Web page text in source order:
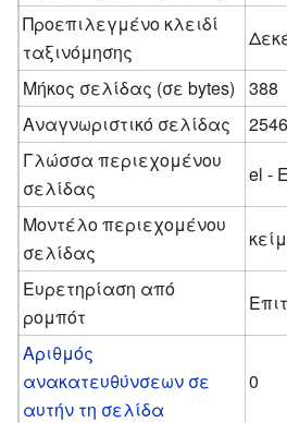
Προεπιλεγμένο κλειδί
ταξινόμησης
Μήκος σελίδας (σε bytes)
388
Αναγνωριστικό σελίδας
2546
Γλώσσα περιεχομένου
σελίδας
el -
Μοντέλο περιεχομένου
σελίδας
Ευρετηρίαση από
ρομπότ
Αριθμός
ανακατευθύνσεων σε
αυτήν τη σελίδα
0